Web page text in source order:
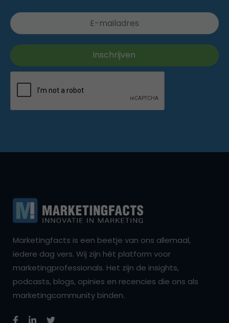
Marketingfacts is een beetje van ons allemaal,
iedere dag vers. Wij zijn hét platform voor
marketingprofessionals. Het zijn de insights,
podcasts, blogs, opinies en recencies die ons als
marketingcommunity binden.